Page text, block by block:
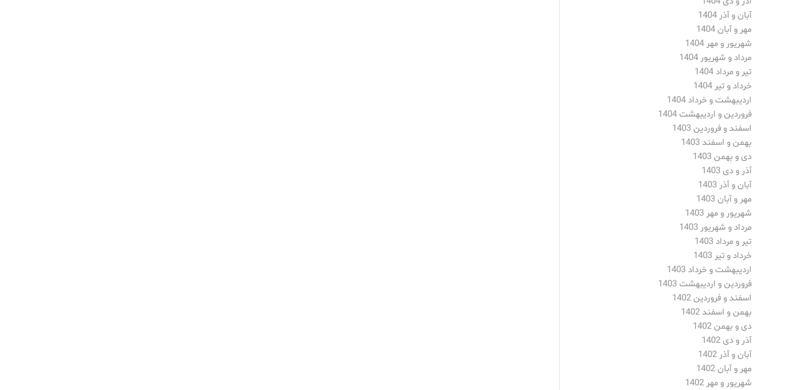
آبان و آذر 1404
مهر و آبان 1404
شهریور و مهر 1404
مرداد و شهریور 1404
تیر و مرداد 1404
خرداد و تیر 1404
اردیبهشت و خرداد 1404
فروردین و اردیبهشت 1404
اسفند و فروردین 1403
بهمن و اسفند 1403
دی و بهمن 1403
آذر و دی 1403
آبان و آذر 1403
مهر و آبان 1403
شهریور و مهر 1403
مرداد و شهریور 1403
تیر و مرداد 1403
خرداد و تیر 1403
اردیبهشت و خرداد 1403
فروردین و اردیبهشت 1403
اسفند و فروردین 1402
بهمن و اسفند 1402
دی و بهمن 1402
آذر و دی 1402
آبان و آذر 1402
مهر و آبان 1402
شهریور و مهر 1402